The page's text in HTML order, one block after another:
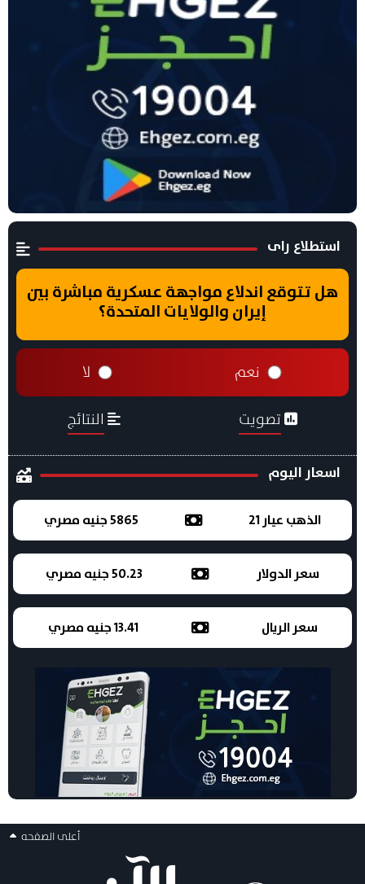
استطلاع راى
هل تتوقع اندلاع مواجهة عسكرية مباشرة بين
إيران والولايات المتحدة؟
نعم لا
تصويت النتائج
اسعار اليوم
الذهب عيار 21 5865 جنيه مصري
سعر الدولار 50.23 جنيه مصري
سعر الريال 13.41 جنيه مصري
أعلى الصفحه